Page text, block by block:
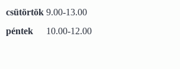
csütörtök 9.00-13.00
péntek
10.00-12.00